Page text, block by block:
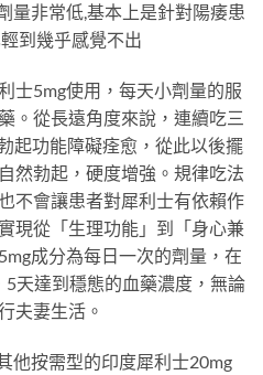
量非常低,基本上是針對陽痿患
到幾乎感覺不出
士5mg使用，每天小劑量的服
。從長遠角度來說，連續吃三
起功能障礙痊愈，從此以後擺
然勃起，硬度增強。規律吃法
不會讓患者對犀利士有依賴作
現從「生理功能」到「身心兼
成分為每日一次的劑量，在
天達到穩態的血藥濃度，無論
夫妻生活。
他按需型的印度犀利士20mg